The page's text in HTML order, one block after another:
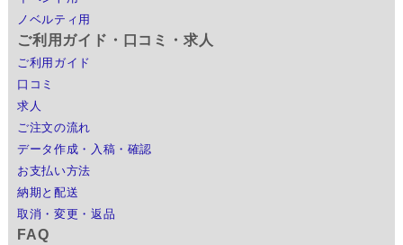
ノベルティ用
ご利用ガイド・口コミ・求人
ご利用ガイド
口コミ
求人
ご注文の流れ
データ作成・入稿・確認
お支払い方法
納期と配送
取消・変更・返品
FAQ